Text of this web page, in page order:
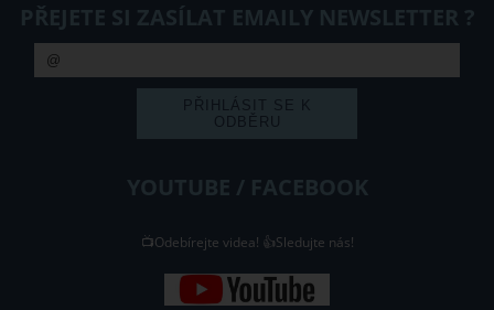
PŘEJETE SI ZASÍLAT EMAILY NEWSLETTER ?
YOUTUBE / FACEBOOK
📺Odebírejte videa! 👍Sledujte nás!